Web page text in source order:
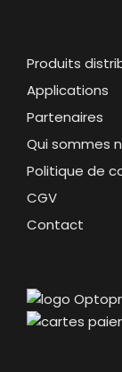
Produits
Applications
Partenaires
Qui sommes
Politique de
CGV
Contact